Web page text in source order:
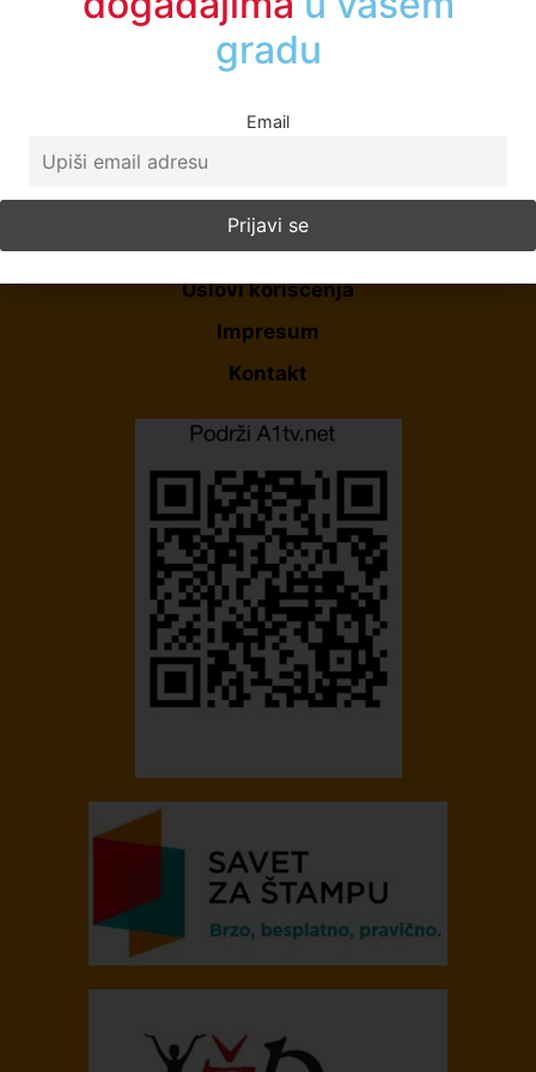
O Nama
Politika Privatnosti
Uslovi korišćenja
Impresum
Kontakt
gradu
Email